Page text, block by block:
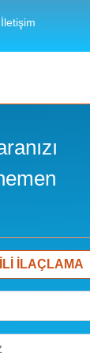
İletişim
ILAÇLAMA